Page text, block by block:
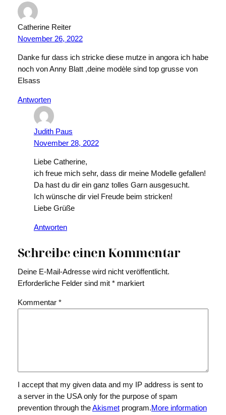
Catherine Reiter
November 26, 2022
Danke fur dass ich stricke diese mutze in angora ich habe
noch von Anny Blatt ,deine modèle sind top grusse von
Elsass
Antworten
Judith Paus
November 28, 2022
Liebe Catherine,
ich freue mich sehr, dass dir meine Modelle gefallen!
Da hast du dir ein ganz tolles Garn ausgesucht.
Ich wünsche dir viel Freude beim stricken!
Liebe Grüße
Antworten
Schreibe einen Kommentar
Deine E-Mail-Adresse wird nicht veröffentlicht.
Erforderliche Felder sind mit *markiert
Kommentar *
I accept that my given data and my IP address is sent to
a server in the USA only for the purpose of spam
prevention through theAkismetprogram.More information